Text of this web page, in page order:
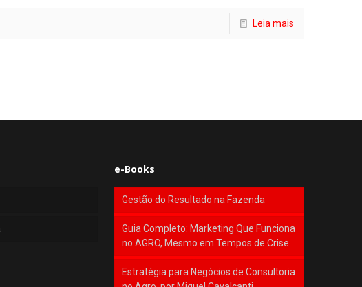
Leia mais
e-Books
Gestão do Resultado na Fazenda
Guia Completo: Marketing Que Funciona
no AGRO, Mesmo em Tempos de Crise
Estratégia para Negócios de Consultoria